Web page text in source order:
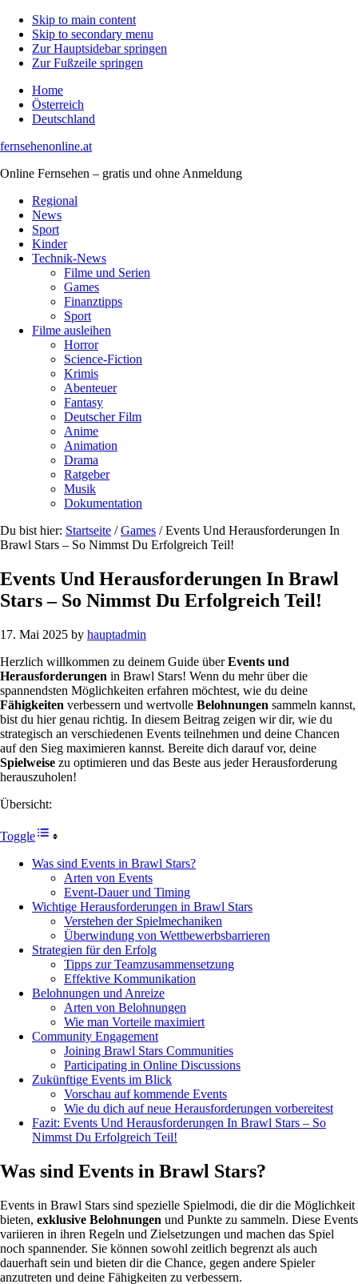
Skip to main content
Skip to secondary menu
Zur Hauptsidebar springen
Zur Fußzeile springen
Home
Österreich
Deutschland
fernsehenonline.at
Online Fernsehen – gratis und ohne Anmeldung
Regional
News
Sport
Kinder
Technik-News
Filme und Serien
Games
Finanztipps
Sport
Filme ausleihen
Horror
Science-Fiction
Krimis
Abenteuer
Fantasy
Deutscher Film
Anime
Animation
Drama
Ratgeber
Musik
Dokumentation
Du bist hier: Startseite / Games /Events Und Herausforderungen In
Brawl Stars – So Nimmst Du Erfolgreich Teil!
Events Und Herausforderungen In Brawl
Stars – So Nimmst Du Erfolgreich Teil!
17. Mai 2025 by hauptadmin
Herzlich willkommen zu deinem Guide überEvents und
Herausforderungen in Brawl Stars! Wenn du mehr über die
spannendsten Möglichkeiten erfahren möchtest, wie du deine
Fähigkeiten verbessern und wertvolle Belohnungen sammeln kannst,
bist du hier genau richtig. In diesem Beitrag zeigen wir dir, wie du
strategisch an verschiedenen Events teilnehmen und deine Chancen
auf den Sieg maximieren kannst. Bereite dich darauf vor, deine
Spielweise zu optimieren und das Beste aus jeder Herausforderung
herauszuholen!
Übersicht:
Toggle
Was sind Events in Brawl Stars?
Arten von Events
Event-Dauer und Timing
Wichtige Herausforderungen in Brawl Stars
Verstehen der Spielmechaniken
Überwindung von Wettbewerbsbarrieren
Strategien für den Erfolg
Tipps zur Teamzusammensetzung
Effektive Kommunikation
Belohnungen und Anreize
Arten von Belohnungen
Wie man Vorteile maximiert
Community Engagement
Joining Brawl Stars Communities
Participating in Online Discussions
Zukünftige Events im Blick
Vorschau auf kommende Events
Wie du dich auf neue Herausforderungen vorbereitest
Fazit: Events Und Herausforderungen In Brawl Stars – So
Nimmst Du Erfolgreich Teil!
Was sind Events in Brawl Stars?
Events in Brawl Stars sind spezielle Spielmodi, die dir die Möglichkeit
bieten, exklusive Belohnungen und Punkte zu sammeln. Diese Events
variieren in ihren Regeln und Zielsetzungen und machen das Spiel
noch spannender. Sie können sowohl zeitlich begrenzt als auch
dauerhaft sein und bieten dir die Chance, gegen andere Spieler
anzutreten und deine Fähigkeiten zu verbessern.